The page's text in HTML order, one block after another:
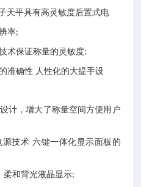
天平具有高灵敏度后置式电
率;
术保证称量的灵敏度;
准确性 人性化的大提手设
计，增大了称量空间方便用户
源技术 六键一体化显示面板的
柔和背光液晶显示;